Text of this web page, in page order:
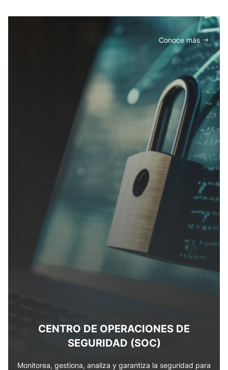
CENTRO DE OPERACIONES DE
SEGURIDAD (SOC)
Monitorea, gestiona, analiza y garantiza la seguridad para
Conoce más